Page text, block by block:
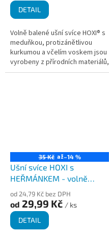
DETAIL
Volně balené ušní svíce HOXI® s
meduňkou, protizánětlivou
kurkumou a včelím voskem jsou
vyrobeny z přírodních materiálů,
ručně a s láskou v České
35 Kč až–14 %
Ušní svíce HOXI s
HEŘMÁNKEM - volně
balené
od 24,79 Kč bez DPH
od 29,99 Kč / ks
DETAIL